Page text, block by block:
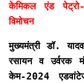
केमिकल एंड
विमोचन
मुख्यमंत्री डॉ.
रसायन व उर्वरक
केम-2024